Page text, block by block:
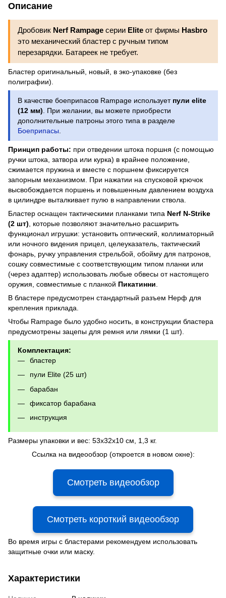
Описание
Дробовик Nerf Rampage серии Elite от фирмы Hasbro
это механический бластер с ручным типом
перезарядки. Батареек не требует.
Бластер оригинальный, новый, в эко-упаковке (без
полиграфии).
В качестве боеприпасов Rampage использует пули elite
(12 мм) . При желании, вы можете приобрести
дополнительные патроны этого типа в разделе
Боеприпасы
Принцип работы: при отведении штока поршня (с помощью
ручки штока, затвора или курка) в крайнее положение,
сжимается пружина и вместе с поршнем фиксируется
запорным механизмом. При нажатии на спусковой крючок
высвобождается поршень и повышенным давлением воздуха
в цилиндре выталкивает пулю в направлении ствола.
Бластер оснащен тактическими планками типа Nerf N-Strike
(2 шт) , которые позволяют значительно расширить
функционал игрушки: установить оптический, коллиматорный
или ночного видения прицел, целеуказатель, тактический
фонарь, ручку управления стрельбой, обойму для патронов,
сошку совместимые с соответствующим типом планки или
(через адаптер) использовать любые обвесы от настоящего
оружия, совместимые с планкой Пикатинни
В бластере предусмотрен стандартный разъем Нерф для
крепления приклада.
Чтобы Rampage было удобно носить, в конструкции бластера
предусмотрены зацепы для ремня или лямки (1 шт).
Комплектация:
бластер
пули Elite (25 шт)
барабан
фиксатор барабана
инструкция
Размеры упаковки и вес: 53x32x10 см, 1,3 кг.
Ссылка на видеообзор (откроется в новом окне):
Смотреть видеообзор
Смотреть короткий видеообзор
Во время игры с бластерами рекомендуем использовать
защитные очки или маску.
Характеристики